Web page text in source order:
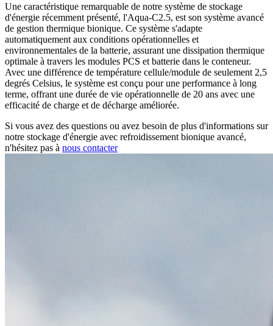
Une caractéristique remarquable de notre système de stockage
d'énergie récemment présenté, l'Aqua-C2.5, est son système avancé
de gestion thermique bionique. Ce système s'adapte
automatiquement aux conditions opérationnelles et
environnementales de la batterie, assurant une dissipation thermique
optimale à travers les modules PCS et batterie dans le conteneur.
Avec une différence de température cellule/module de seulement 2,5
degrés Celsius, le système est conçu pour une performance à long
terme, offrant une durée de vie opérationnelle de 20 ans avec une
efficacité de charge et de décharge améliorée.
Si vous avez des questions ou avez besoin de plus d'informations sur
notre stockage d'énergie avec refroidissement bionique avancé,
n'hésitez pas à nous contacter